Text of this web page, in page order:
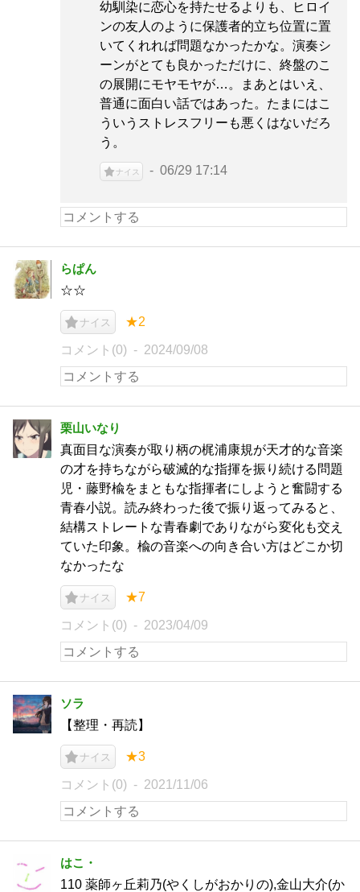
幼馴染に恋心を持たせるよりも、ヒロイ
ンの友人のように保護者的立ち位置に置
いてくれれば問題なかったかな。演奏シ
ーンがとても良かっただけに、終盤のこ
の展開にモヤモヤが…。まあとはいえ、
普通に面白い話ではあった。たまにはこ
ういうストレスフリーも悪くはないだろ
う。
ナイス 06/29 17:14
らぱん
☆☆
ナイス ★2
コメント(0) 2024/09/08
栗山いなり
真面目な演奏が取り柄の梶浦康規が天才的な音楽
の才を持ちながら破滅的な指揮を振り続ける問題
児・藤野楡をまともな指揮者にしようと奮闘する
青春小説。読み終わった後で振り返ってみると、
結構ストレートな青春劇でありながら変化も交え
ていた印象。楡の音楽への向き合い方はどこか切
なかったな
ナイス ★7
コメント(0) 2023/04/09
ソラ
【整理・再読】
ナイス ★3
コメント(0) 2021/11/06
はこ・
110 薬師ヶ丘莉乃(やくしがおかりの),金山大介(か